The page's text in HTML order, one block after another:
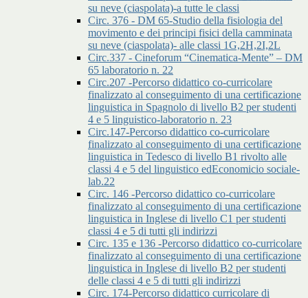
su neve (ciaspolata)-a tutte le classi
Circ. 376 - DM 65-Studio della fisiologia del
movimento e dei principi fisici della camminata
su neve (ciaspolata)- alle classi 1G,2H,2I,2L
Circ.337 - Cineforum “Cinematica-Mente” – DM
65 laboratorio n. 22
Circ.207 -Percorso didattico co-curricolare
finalizzato al conseguimento di una certificazione
linguistica in Spagnolo di livello B2 per studenti
4 e 5 linguistico-laboratorio n. 23
Circ.147-Percorso didattico co-curricolare
finalizzato al conseguimento di una certificazione
linguistica in Tedesco di livello B1 rivolto alle
classi 4 e 5 del linguistico edEconomicio sociale-
lab.22
Circ. 146 -Percorso didattico co-curricolare
finalizzato al conseguimento di una certificazione
linguistica in Inglese di livello C1 per studenti
classi 4 e 5 di tutti gli indirizzi
Circ. 135 e 136 -Percorso didattico co-curricolare
finalizzato al conseguimento di una certificazione
linguistica in Inglese di livello B2 per studenti
delle classi 4 e 5 di tutti gli indirizzi
Circ. 174-Percorso didattico curricolare di